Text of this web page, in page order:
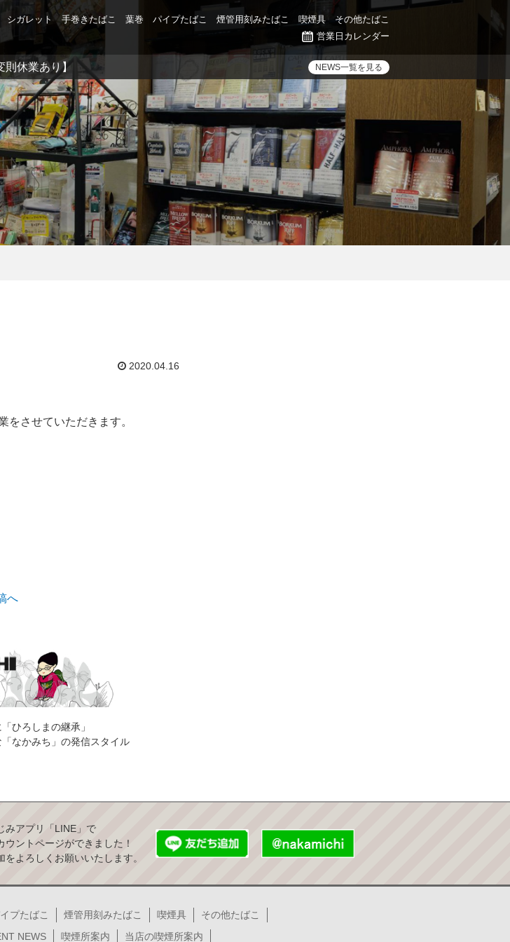
シガレット 手巻きたばこ 葉巻 パイプたばこ 煙管用刻みたばこ 喫煙具
その他たばこ
営業日カレンダー
則休業あり】 NEWS一覧を見る
2020.04.16
をさせていただきます。
へ
ひろしまの継承」
なかみち」の発信スタイル
みアプリ「LINE」で
ウントページができました！
をよろしくお願いいたします。
プたばこ 煙管用刻みたばこ 喫煙具
その他たばこ
NEWS 喫煙所案内 当店の喫煙所案内